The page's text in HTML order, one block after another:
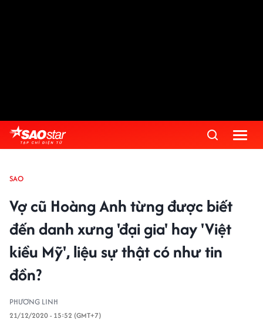
SAO
Vợ cũ Hoàng Anh từng được biết
đến danh xưng 'đại gia' hay 'Việt
kiều Mỹ', liệu sự thật có như tin
đồn?
PHƯƠNG LINH
21/12/2020 - 15:52 (GMT+7)